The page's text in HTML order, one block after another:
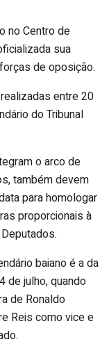
no Centro de
sua
de oposição.
entre 20
do Tribunal
o arco de
também devem
para homologar
proporcionais à
baiano é a da
de julho, quando
de Ronaldo
Reis como vice e